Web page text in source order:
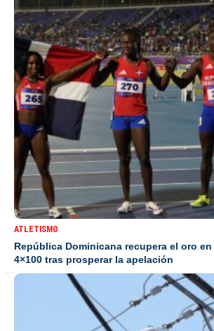
ATLETISMO
República Dominicana recupera el oro
4×100 tras prosperar la apelación